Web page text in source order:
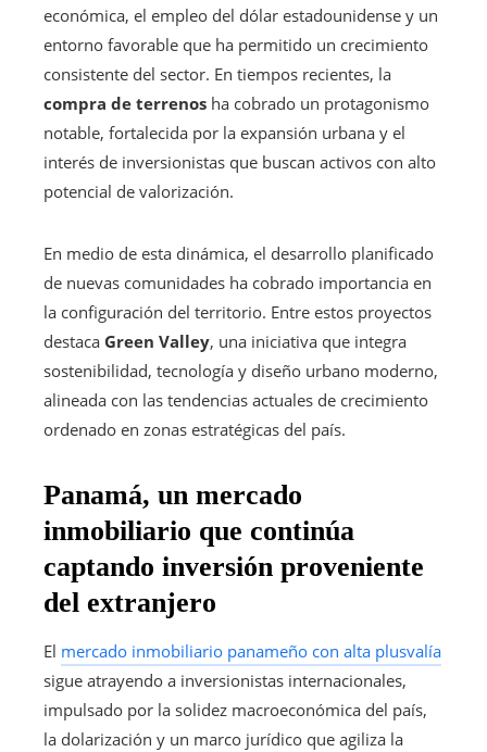
económica, el empleo del dólar estadounidense y un
entorno favorable que ha permitido un crecimiento
consistente del sector. En tiempos recientes, la
compra de terrenos ha cobrado un protagonismo
notable, fortalecida por la expansión urbana y el
interés de inversionistas que buscan activos con alto
potencial de valorización.
En medio de esta dinámica, el desarrollo planificado
de nuevas comunidades ha cobrado importancia en
la configuración del territorio. Entre estos proyectos
destaca Green Valley, una iniciativa que integra
sostenibilidad, tecnología y diseño urbano moderno,
alineada con las tendencias actuales de crecimiento
ordenado en zonas estratégicas del país.
Panamá, un mercado
inmobiliario que continúa
captando inversión proveniente
del extranjero
El mercado inmobiliario panameño con alta plusvalía
sigue atrayendo a inversionistas internacionales,
impulsado por la solidez macroeconómica del país,
la dolarización y un marco jurídico que agiliza la